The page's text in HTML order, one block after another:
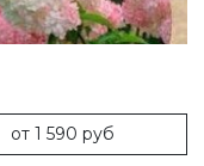
от 1 590 руб